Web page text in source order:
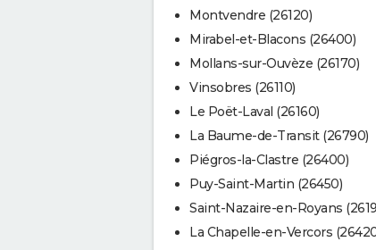
Montvendre (26120)
Mirabel-et-Blacons (26400)
Mollans-sur-Ouvèze (26170)
Vinsobres (26110)
Le Poët-Laval (26160)
La Baume-de-Transit (26790)
Piégros-la-Clastre (26400)
Puy-Saint-Martin (26450)
Saint-Nazaire-en-Royans
La Chapelle-en-Vercors